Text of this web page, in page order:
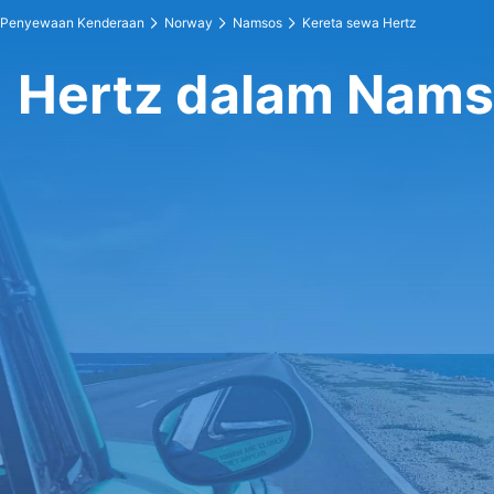
Penyewaan Kenderaan Norway Namsos Kereta sewa Hertz
Hertz dalam